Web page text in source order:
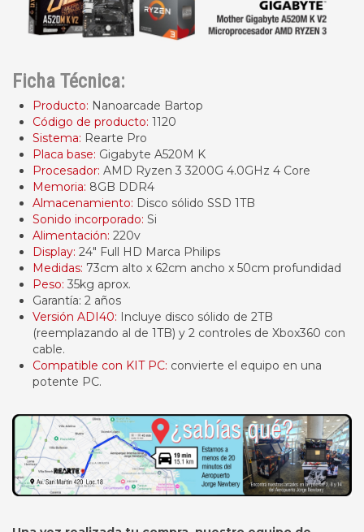
Ficha Técnica:
Producto: Nanoarcade Bartop
Código de producto: 1120
Sistema: Rearte Pro
Placa base: Gigabyte A520M K
Procesador: AMD Ryzen 3 3200G 4.0GHz 4 Core
Memoria: 8GB DDR4
Almacenamiento: Disco sólido SSD 1TB
Sonido incorporado: Si
Alimentación: 220v
Display: 24" Full HD Marca Philips
Medidas: 73cm alto x 62cm ancho x 50cm profundidad
Peso: 35kg aprox.
Garantía: 2 años
Versión ADI40: Incluye disco sólido de 2TB
(reemplazando al de 1TB) y 2 controles de Xbox360 con
cable.
Compatible con KIT PC: convierte el equipo en una
potente PC.